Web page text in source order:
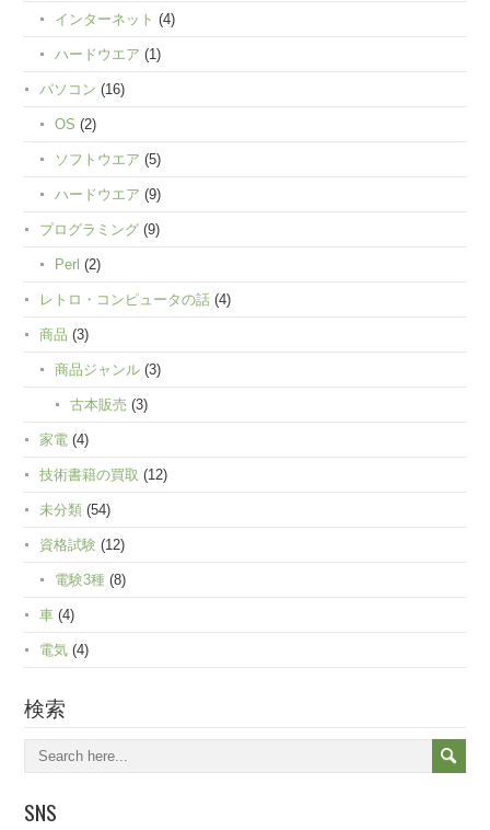
インターネット (4)
ハードウエア (1)
パソコン (16)
OS (2)
ソフトウエア (5)
ハードウエア (9)
プログラミング (9)
Perl (2)
レトロ・コンピュータの話 (4)
商品 (3)
商品ジャンル (3)
古本販売 (3)
家電 (4)
技術書籍の買取 (12)
未分類 (54)
資格試験 (12)
電験3種 (8)
車 (4)
電気 (4)
検索
SNS